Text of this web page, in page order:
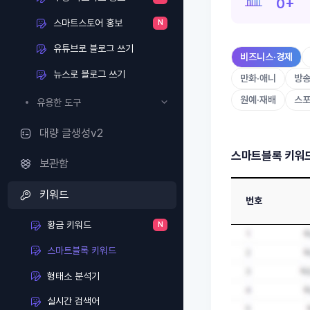
스마트스토어 홍보 N
유튜브로 블로그 쓰기
뉴스로 블로그 쓰기
유용한 도구
대량 글생성v2
보관함
키워드
황금 키워드 N
스마트블록 키워드
형태소 분석기
실시간 검색어
0+
비즈니스·경제
만화·애니
방
원예·재배
스
스마트블록 키워
번호